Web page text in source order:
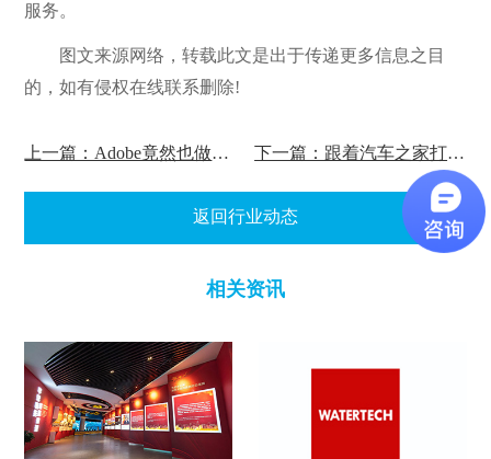
服务。
图文来源网络，转载此文是出于传递更多信息之目
的，如有侵权在线联系删除!
上一篇：Adobe竟然也做AR? 下一篇：跟着汽车之家打卡<上汽大众四川广博新展厅>
返回行业动态
相关资讯